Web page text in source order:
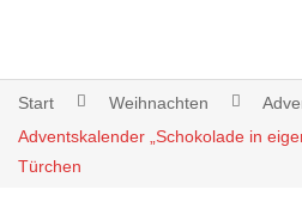
Start Weihnachten
Adventskalender „Schokolade in
Türchen